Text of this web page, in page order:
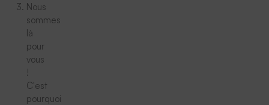
Nous
sommes
là
pour
vous
!
C'est
pourquoi